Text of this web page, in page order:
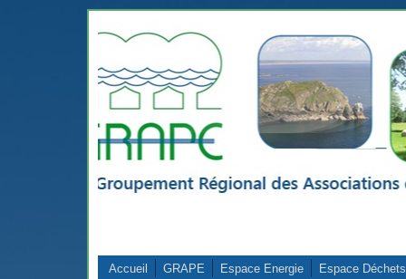
Accueil GRAPE Espace Energie
Espace Déchets